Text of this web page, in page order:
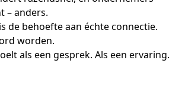
– anders.
de behoefte aan échte connectie.
worden.
als een gesprek. Als een ervaring.